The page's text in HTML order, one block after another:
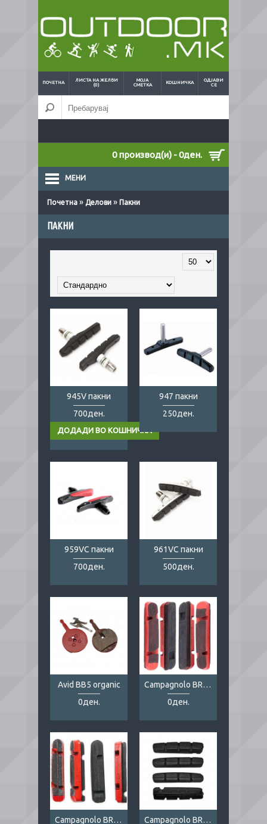
ПОЧЕТНА
ЛИСТА НА ЖЕЛБИ
(0)
МОЈА
СМЕТКА
КОШНИЧКА
ОДЈАВИ
СЕ
0 производ(и) - 0ден.
МЕНИ
Почетна » Делови » Пакни
ПАКНИ
945V пакни
700ден.
947 пакни
250ден.
959VC пакни
700ден.
961VC пакни
500ден.
Avid BB5 organic
0ден.
Campagnolo BR-BO500
0ден.
Campagnolo BR-BO500Х1
Campagnolo BR-CA500